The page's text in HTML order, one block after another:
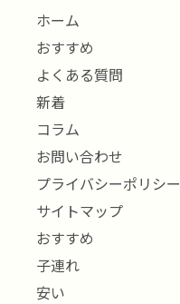
ホーム
おすすめ
よくある質問
新着
コラム
お問い合わせ
プライバシーポリシー
サイトマップ
おすすめ
子連れ
安い